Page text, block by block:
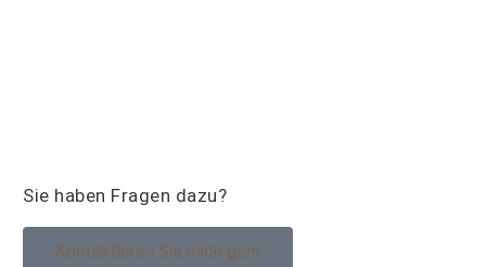
Sie haben Fragen dazu?
Kontaktieren Sie mich gern